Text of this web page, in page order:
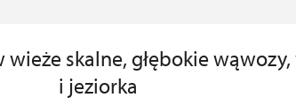
skalne, głębokie
i jeziorka